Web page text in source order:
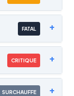
FATAL
CRITIQUE
SURCHAUFFE